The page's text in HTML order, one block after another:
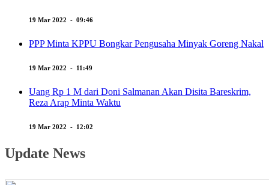
19 Mar 2022 - 09:46
PPP Minta KPPU Bongkar Pengusaha Minyak Goreng Nakal
19 Mar 2022 - 11:49
Uang Rp 1 M dari Doni Salmanan Akan Disita Bareskrim,
Reza Arap Minta Waktu
19 Mar 2022 - 12:02
Update News